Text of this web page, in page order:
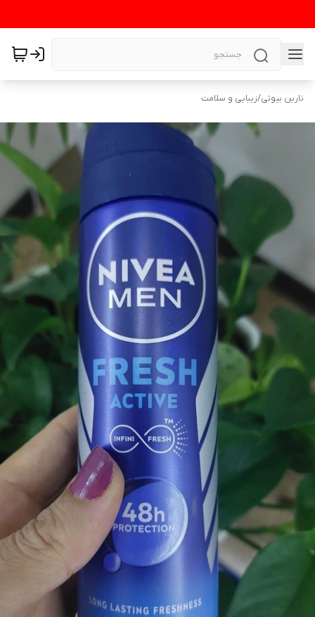
نارین بیوتی/زیبایی و سلامت